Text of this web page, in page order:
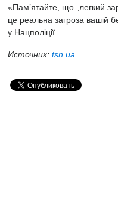
«Пам’ятайте, що „легкий
це реальна загроза вашій
у Нацполіції.
Источник: tsn.ua